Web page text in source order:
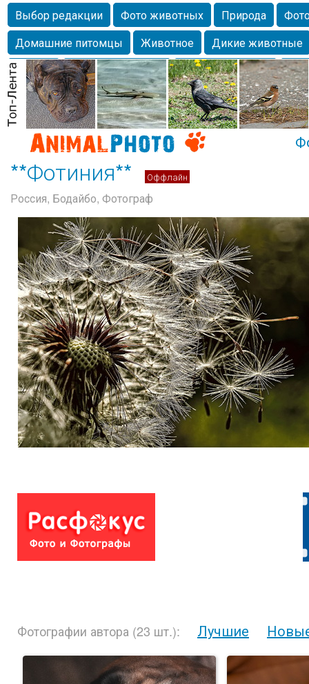
Выбор редакции Фото животных Природа
Домашние питомцы
Животное
Дикие животные
Собаки
Alexanderandronik Млекопитающие
Морда
Собачка Осень Портрет
Домашние
Насекомое
Коты Lebert Дикие птицы Утка
**Фотиния** Оффлайн
Россия, Бодайбо, Фотограф
Фотографии автора (23 шт.): Лучшие